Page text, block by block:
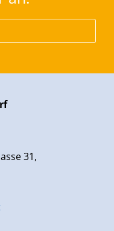
31,